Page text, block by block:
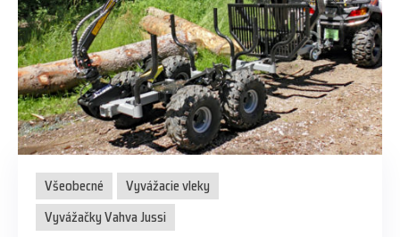
Všeobecné
Vyvážacie vleky
Vyvážačky Vahva Jussi